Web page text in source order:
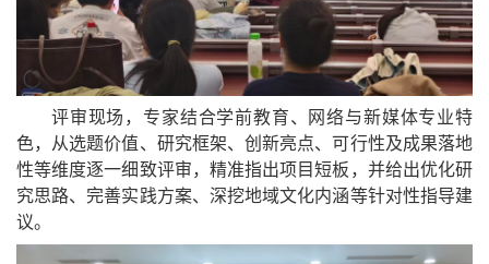
评审现场，专家结合学前教育、网络与新媒体专业特
色，从选题价值、研究框架、创新亮点、可行性及成果落地
性等维度逐一细致评审，精准指出项目短板，并给出优化研
究思路、完善实践方案、深挖地域文化内涵等针对性指导建
议。